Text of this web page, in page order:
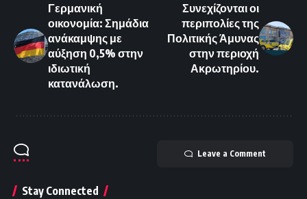
Γερμανική
οικονομία: Σημάδια
ανάκαμψης με
αύξηση 0,5% στην
ιδιωτική
κατανάλωση.
Συνεχίζονται οι
περιπολίες της
Πολιτικής Άμυνας
στην περιοχή
Ακρωτηρίου.
Leave a Comment
Stay Connected